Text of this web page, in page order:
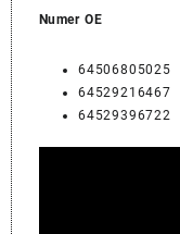
Numer OE
64506805025
64529216467
64529396722